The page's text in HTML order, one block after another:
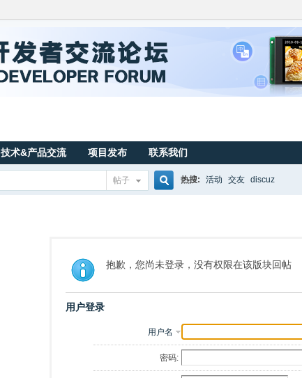
技术&产品交流 项目发布 联系我们
帖子
索
热搜: 活动 交友 discuz
抱歉，您尚未登录，没有权限在该版块回帖
用户登录
用户名
密码: